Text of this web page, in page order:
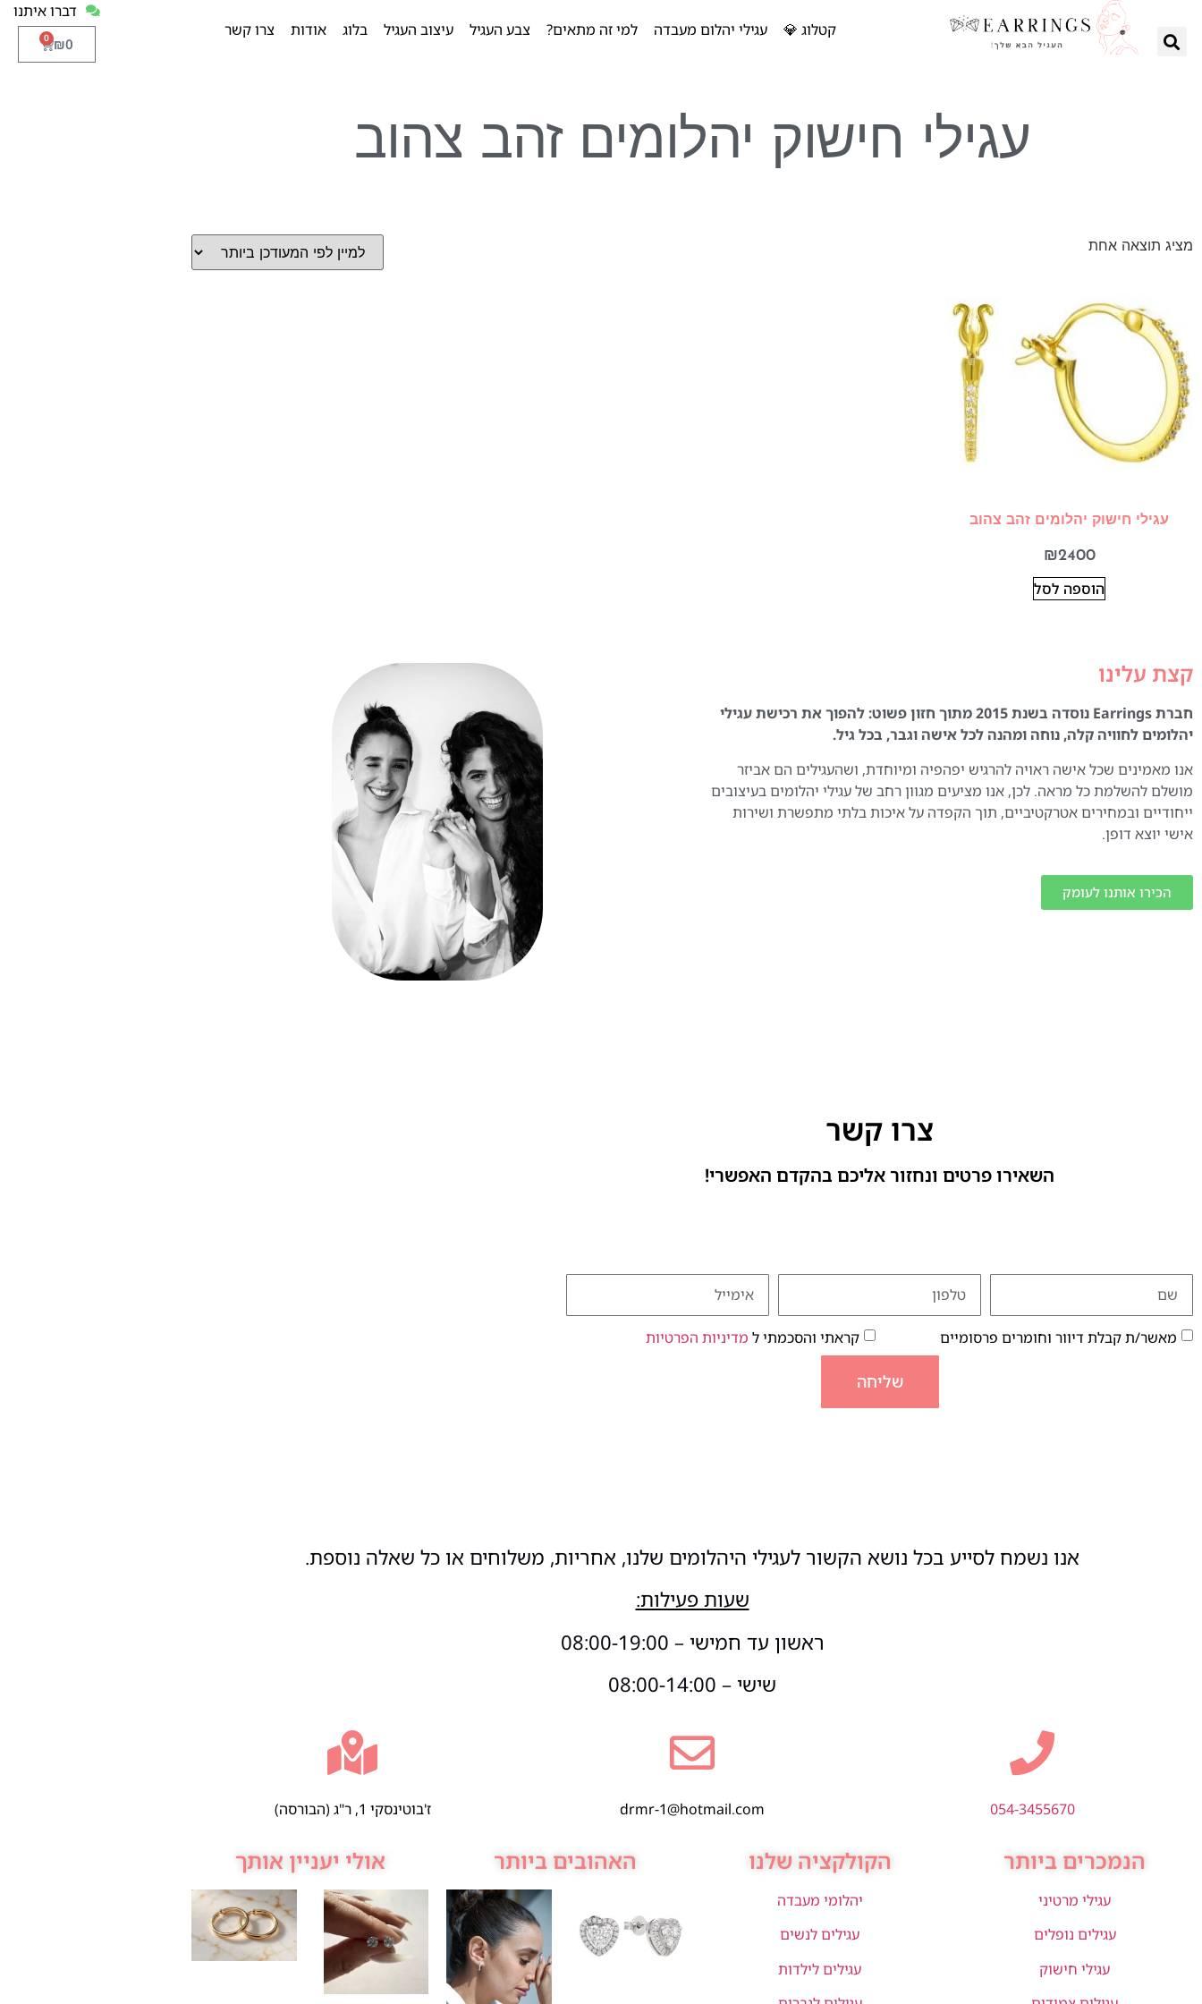
קטלוג 💎 עגילי יהלום מעבדה למי זה מתאים? צבע העגיל עיצוב העגיל בלוג אודות צרו קשר
דברו איתנו
₪0
0
עגילי חישוק יהלומים זהב צהוב
מציג תוצאה אחת
עגילי חישוק יהלומים זהב צהוב
₪2400
הוספה לסל
קצת עלינו
חברת Earrings נוסדה בשנת 2015 מתוך חזון פשוט: להפוך את רכישת עגילי
יהלומים לחוויה קלה, נוחה ומהנה לכל אישה וגבר, בכל גיל.
אנו מאמינים שכל אישה ראויה להרגיש יפהפיה ומיוחדת, ושהעגילים הם אביזר
מושלם להשלמת כל מראה. לכן, אנו מציעים מגוון רחב של עגילי יהלומים בעיצובים
ייחודיים ובמחירים אטרקטיביים, תוך הקפדה על איכות בלתי מתפשרת ושירות
אישי יוצא דופן.
הכירו אותנו לעומק
צרו קשר
השאירו פרטים ונחזור אליכם בהקדם האפשרי!
מאשר/ת קבלת דיוור וחומרים פרסומיים קראתי והסכמתי ל מדיניות הפרטיות
שליחה
אנו נשמח לסייע בכל נושא הקשור לעגילי היהלומים שלנו, אחריות, משלוחים או כל שאלה נוספת.
שעות פעילות:
ראשון עד חמישי – 08:00-19:00
שישי – 08:00-14:00
054-3455670
drmr-1@hotmail.com ז'בוטינסקי 1, ר"ג (הבורסה)
הנמכרים ביותר
עגילי מרטיני
עגילים נופלים
עגילי חישוק
הקולקציה שלנו
יהלומי מעבדה
עגילים לנשים
עגילים לילדות
האהובים ביותר אולי יעניין אותך